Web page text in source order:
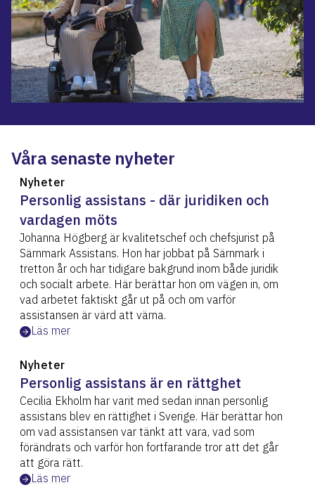
Våra senaste nyheter
Nyheter
Personlig assistans - där juridiken och
vardagen möts
Johanna Högberg är kvalitetschef och chefsjurist på
Särnmark Assistans. Hon har jobbat på Särnmark i
tretton år och har tidigare bakgrund inom både juridik
och socialt arbete. Här berättar hon om vägen in, om
vad arbetet faktiskt går ut på och om varför
assistansen är värd att värna.
Läs mer
Nyheter
Personlig assistans är en rättghet
Cecilia Ekholm har varit med sedan innan personlig
assistans blev en rättighet i Sverige. Här berättar hon
om vad assistansen var tänkt att vara, vad som
förändrats och varför hon fortfarande tror att det går
att göra rätt.
Läs mer